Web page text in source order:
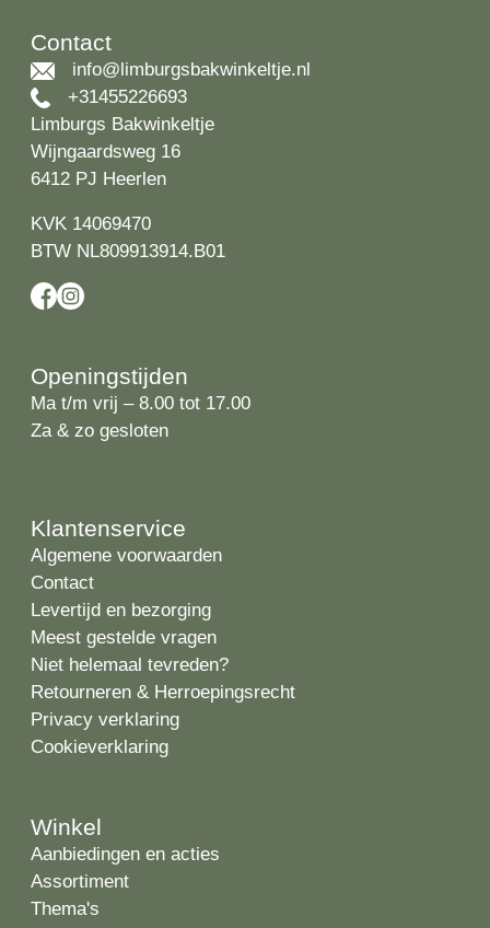
Contact
info@limburgsbakwinkeltje.nl
+31455226693
Limburgs Bakwinkeltje
Wijngaardsweg 16
6412 PJ Heerlen
KVK 14069470
BTW NL809913914.B01
Openingstijden
Ma t/m vrij – 8.00 tot 17.00
Za & zo gesloten
Klantenservice
Algemene voorwaarden
Contact
Levertijd en bezorging
Meest gestelde vragen
Niet helemaal tevreden?
Retourneren & Herroepingsrecht
Privacy verklaring
Cookieverklaring
Winkel
Aanbiedingen en acties
Assortiment
Thema's